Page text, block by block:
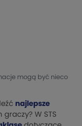
mogą być nieco
najlepsze
W STS